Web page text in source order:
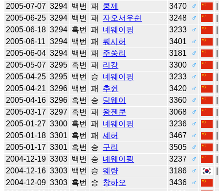
2005-07-07 3294 백번 패 쿵제 3470 ♂
2005-06-25 3294 백번 패 자오서우쉰 3248 ♂
2005-06-18 3294 흑번 패 녜웨이핑 3233 ♂
2005-06-11 3294 백번 패 뤄시허 3401 ♂
2005-06-04 3294 백번 패 주쑹리 3181 ♂
2005-05-07 3295 흑번 패 리캉 3300 ♂
2005-04-25 3295 백번 승 녜웨이핑 3233 ♂
2005-04-21 3296 백번 패 추쥔 3420 ♂
2005-04-16 3296 흑번 승 딩웨이 3360 ♂
2005-03-17 3297 흑번 패 왕젠쿤 3068 ♂
2005-01-27 3300 흑번 패 녜웨이핑 3236 ♂
2005-01-18 3301 흑번 패 셰허 3467 ♂
2005-01-17 3301 흑번 승 구리 3505 ♂
2004-12-19 3303 백번 승 녜웨이핑 3237 ♂
2004-12-16 3303 백번 승 웨량 3186 ♂
2004-12-09 3303 흑번 승 창하오 3436
♂